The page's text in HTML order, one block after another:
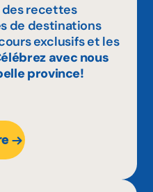
des recettes
de destinations
exclusifs et les
avec nous
province!